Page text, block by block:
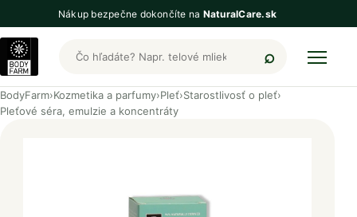
Nákup bezpečne dokončíte na NaturalCare.sk
Hľadať produkty BodyFarm
BodyFarm›Kozmetika a parfumy›Pleť›Starostlivosť o pleť›
Pleťové séra, emulzie a koncentráty